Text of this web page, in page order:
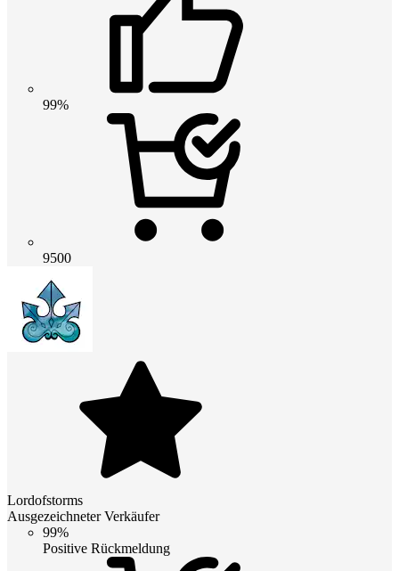
99%
9500
Lordofstorms
Ausgezeichneter Verkäufer
99%
Positive Rückmeldung